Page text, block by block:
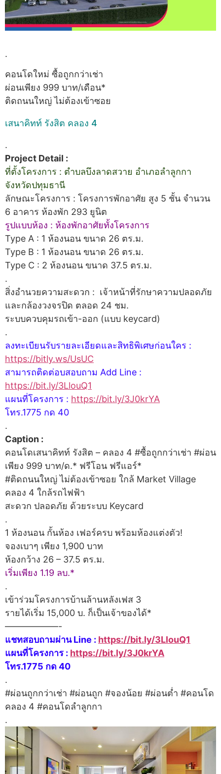
.
คอนโดใหม่ ซื้อถูกกว่าเช่า
ผ่อนเพียง 999 บาท/เดือน*
ติดถนนใหญ่ ไม่ต้องเข้าซอย
เสนาคิทท์ รังสิต คลอง 4
.
Project Detail :
ที่ตั้งโครงการ : ตำบลบึงลาดสวาย อำเภอลำลูกกา
จังหวัดปทุมธานี
ลักษณะโครงการ : โครงการพักอาศัย สูง 5 ชั้น จำนวน
6 อาคาร ห้องพัก 293 ยูนิต
รูปแบบห้อง : ห้องพักอาศัยทั้งโครงการ
Type A : 1 ห้องนอน ขนาด 26 ตร.ม.
Type B : 1 ห้องนอน ขนาด 26 ตร.ม.
Type C : 2 ห้องนอน ขนาด 37.5 ตร.ม.
.
สิ่งอำนวยความสะดวก : เจ้าหน้าที่รักษาความปลอดภัย
และกล้องวงจรปิด ตลอด 24 ชม.
ระบบควบคุมรถเข้า-ออก (แบบ keycard)
.
ลงทะเบียนรับรายละเอียดและสิทธิพิเศษก่อนใคร :
https://bitly.ws/UsUC
สามารถติดต่อบสอบถาม Add Line :
https://bit.ly/3LlouQ1
แผนที่โครงการ : https://bit.ly/3J0krYA
โทร.1775 กด 40
.
Caption :
คอนโดเสนาคิทท์ รังสิต – คลอง 4 #ซื้อถูกกว่าเช่า #ผ่อน
เพียง 999 บาท/ด.* ฟรีโอน ฟรีแอร์*
#ติดถนนใหญ่ ไม่ต้องเข้าซอย ใกล้ Market Village
คลอง 4 ใกล้รถไฟฟ้า
สะดวก ปลอดภัย ด้วยระบบ Keycard
.
1 ห้องนอน กั้นห้อง เฟอร์ครบ พร้อมห้องแต่งตัว!
จองเบาๆ เพียง 1,900 บาท
ห้องกว้าง 26 – 37.5 ตร.ม.
เริ่มเพียง 1.19 ลบ.*
.
เข้าร่วมโครงการบ้านล้านหลังเฟส 3
รายได้เริ่ม 15,000 บ. ก็เป็นเจ้าของได้*
——————-
แชทสอบถามผ่าน Line : https://bit.ly/3LlouQ1
แผนที่โครงการ : https://bit.ly/3J0krYA
โทร.1775 กด 40
.
#ผ่อนถูกกว่าเช่า #ผ่อนถูก #จองน้อย #ผ่อนต่ำ #คอนโด
คลอง 4 #คอนโดลำลูกกา
.